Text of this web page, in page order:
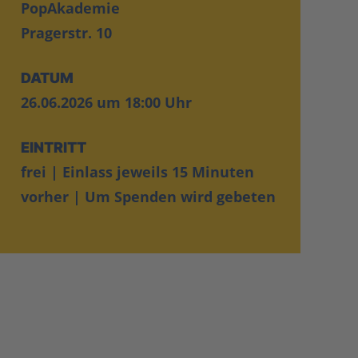
PopAkademie
Pragerstr. 10
DATUM
26.06.2026 um 18:00 Uhr
EINTRITT
frei | Einlass jeweils 15 Minuten
vorher | Um Spenden wird gebeten